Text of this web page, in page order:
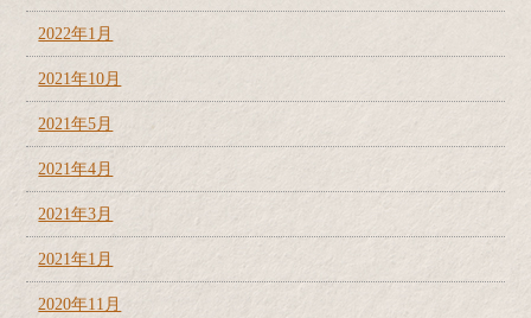
2022年1月
2021年10月
2021年5月
2021年4月
2021年3月
2021年1月
2020年11月